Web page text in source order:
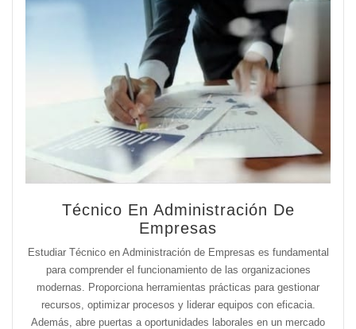
Técnico En Administración De
Empresas
Estudiar Técnico en Administración de Empresas es fundamental
para comprender el funcionamiento de las organizaciones
modernas. Proporciona herramientas prácticas para gestionar
recursos, optimizar procesos y liderar equipos con eficacia.
Además, abre puertas a oportunidades laborales en un mercado